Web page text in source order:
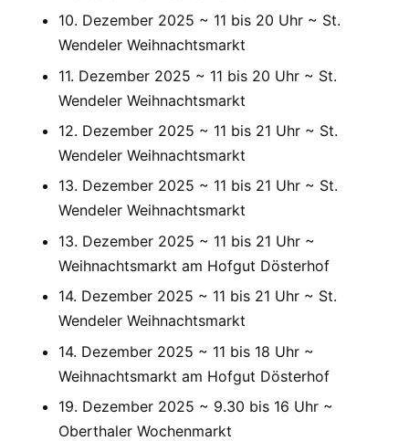
10. Dezember 2025 ~ 11 bis 20 Uhr ~ St.
Wendeler Weihnachtsmarkt
11. Dezember 2025 ~ 11 bis 20 Uhr ~ St.
Wendeler Weihnachtsmarkt
12. Dezember 2025 ~ 11 bis 21 Uhr ~ St.
Wendeler Weihnachtsmarkt
13. Dezember 2025 ~ 11 bis 21 Uhr ~ St.
Wendeler Weihnachtsmarkt
13. Dezember 2025 ~ 11 bis 21 Uhr ~
Weihnachtsmarkt am Hofgut Dösterhof
14. Dezember 2025 ~ 11 bis 21 Uhr ~ St.
Wendeler Weihnachtsmarkt
14. Dezember 2025 ~ 11 bis 18 Uhr ~
Weihnachtsmarkt am Hofgut Dösterhof
19. Dezember 2025 ~ 9.30 bis 16 Uhr ~
Oberthaler Wochenmarkt